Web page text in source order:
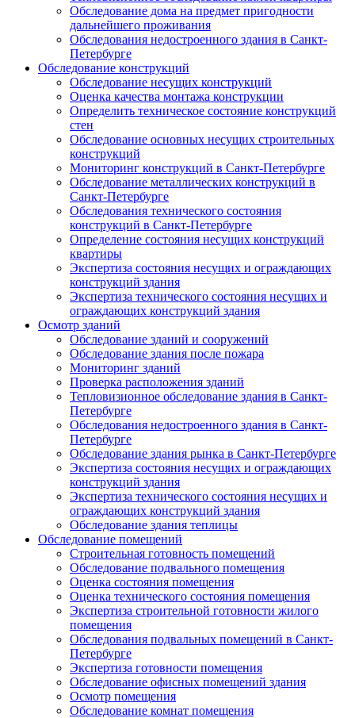
Обследование дома на предмет пригодности
дальнейшего проживания
Обследования недостроенного здания в Санкт-
Петербурге
Обследование конструкций
Обследование несущих конструкций
Оценка качества монтажа конструкции
Определить техническое состояние конструкций
стен
Обследование основных несущих строительных
конструкций
Мониторинг конструкций в Санкт-Петербурге
Обследование металлических конструкций в
Санкт-Петербурге
Обследования технического состояния
конструкций в Санкт-Петербурге
Определение состояния несущих конструкций
квартиры
Экспертиза состояния несущих и ограждающих
конструкций здания
Экспертиза технического состояния несущих и
ограждающих конструкций здания
Осмотр зданий
Обследование зданий и сооружений
Обследование здания после пожара
Мониторинг зданий
Проверка расположения зданий
Тепловизионное обследование здания в Санкт-
Петербурге
Обследования недостроенного здания в Санкт-
Петербурге
Обследование здания рынка в Санкт-Петербурге
Экспертиза состояния несущих и ограждающих
конструкций здания
Экспертиза технического состояния несущих и
ограждающих конструкций здания
Обследование здания теплицы
Обследование помещений
Строительная готовность помещений
Обследование подвального помещения
Оценка состояния помещения
Оценка технического состояния помещения
Экспертиза строительной готовности жилого
помещения
Обследования подвальных помещений в Санкт-
Петербурге
Экспертиза готовности помещения
Обследование офисных помещений здания
Осмотр помещения
Обследование комнат помещения